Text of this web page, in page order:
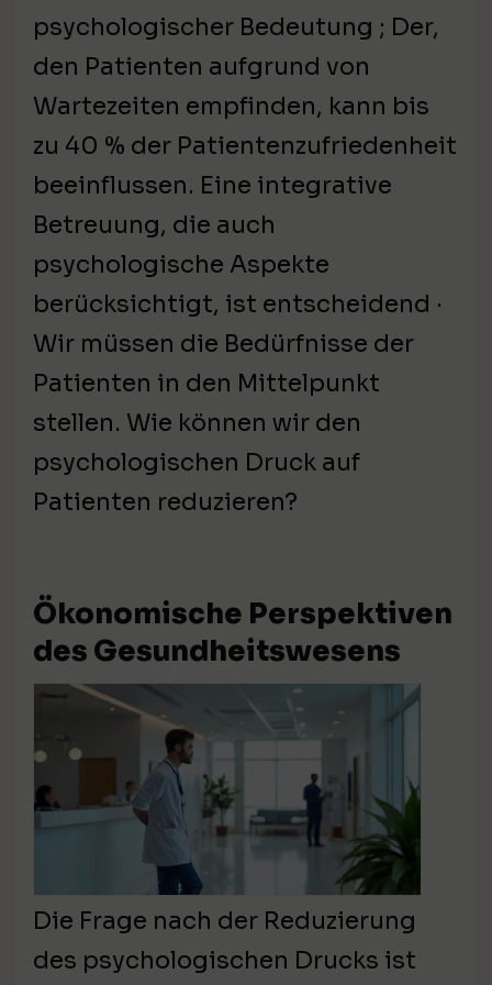
psychologischer Bedeutung ; Der,
den Patienten aufgrund von
Wartezeiten empfinden, kann bis
zu 40 % der Patientenzufriedenheit
beeinflussen. Eine integrative
Betreuung, die auch
psychologische Aspekte
berücksichtigt, ist entscheidend ·
Wir müssen die Bedürfnisse der
Patienten in den Mittelpunkt
stellen. Wie können wir den
psychologischen Druck auf
Patienten reduzieren?
Ökonomische Perspektiven
des Gesundheitswesens
Die Frage nach der Reduzierung
des psychologischen Drucks ist